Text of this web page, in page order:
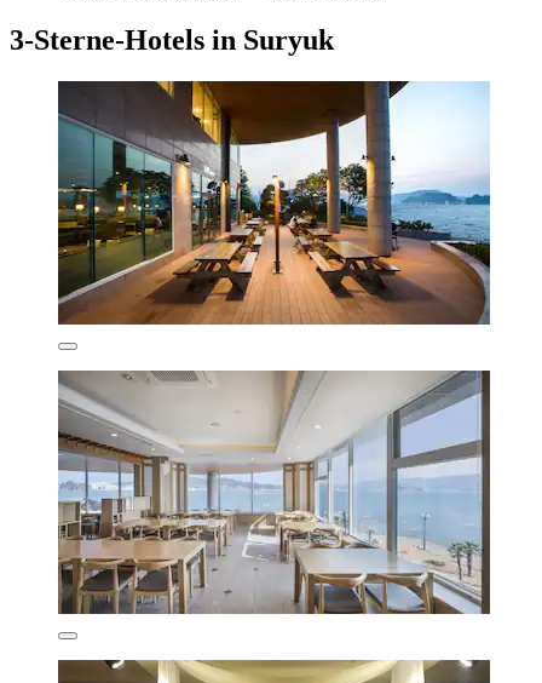
3-Sterne-Hotels in Suryuk